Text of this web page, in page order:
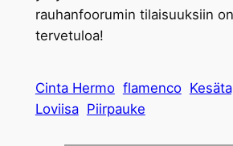
rauhanfoorumin tilaisuuksiin
tervetuloa!
Cinta Hermo flamenco
Loviisa Piirpauke